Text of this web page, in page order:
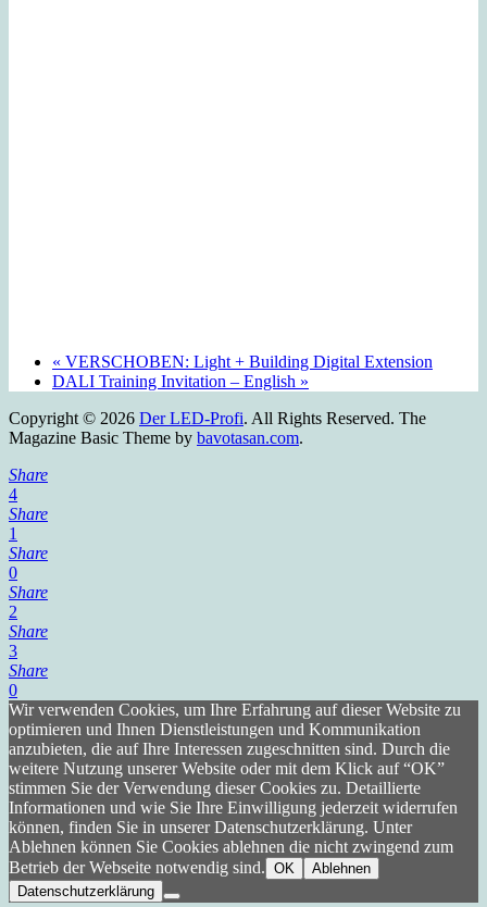
« VERSCHOBEN: Light + Building Digital Extension
DALI Training Invitation – English »
Copyright © 2026 Der LED-Profi. All Rights Reserved. The
Magazine Basic Theme by bavotasan.com.
Share
4
Share
1
Share
0
Share
2
Share
3
Share
0
Wir verwenden Cookies, um Ihre Erfahrung auf dieser Website zu
optimieren und Ihnen Dienstleistungen und Kommunikation
anzubieten, die auf Ihre Interessen zugeschnitten sind. Durch die
weitere Nutzung unserer Website oder mit dem Klick auf “OK”
stimmen Sie der Verwendung dieser Cookies zu. Detaillierte
Informationen und wie Sie Ihre Einwilligung jederzeit widerrufen
können, finden Sie in unserer Datenschutzerklärung. Unter
Ablehnen können Sie Cookies ablehnen die nicht zwingend zum
Betrieb der Webseite notwendig sind. OK
Ablehnen
Datenschutzerklärung